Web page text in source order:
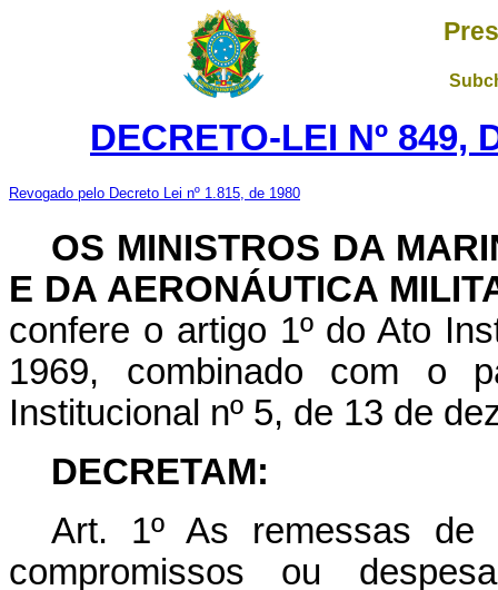
DECRETO-LEI Nº 849,
Revogado pelo Decreto Lei nº 1.815, de 1980
OS MINISTROS DA
E DA AERONÁUTICA
confere o artigo 1º do Ato
1969, combinado com o
Institucional nº 5, de 13 de
DECRETAM:
Art. 1º As remessas de
compromissos ou